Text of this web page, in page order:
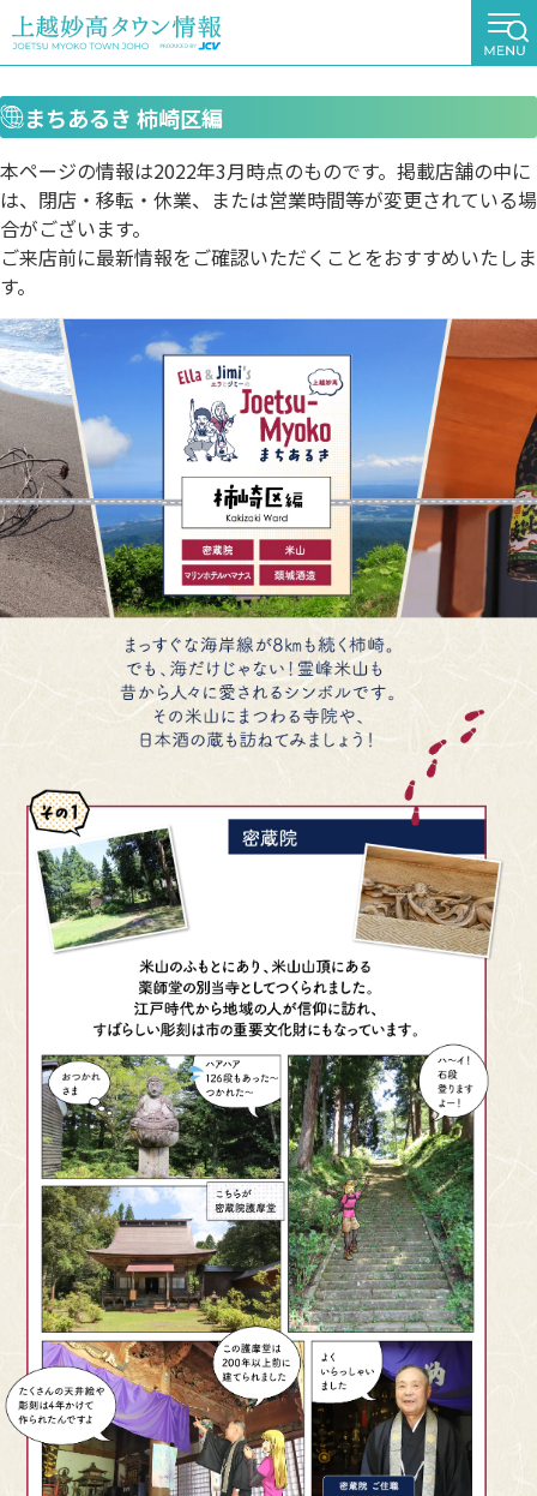
まちあるき 柿崎区編
本ページの情報は2022年3月時点のものです。掲載店舗の中に
は、閉店・移転・休業、または営業時間等が変更されている場
合がございます。
ご来店前に最新情報をご確認いただくことをおすすめいたしま
す。